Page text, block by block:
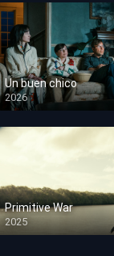
Un buen chico
2026
1080p
Primitive War
2025
1080p